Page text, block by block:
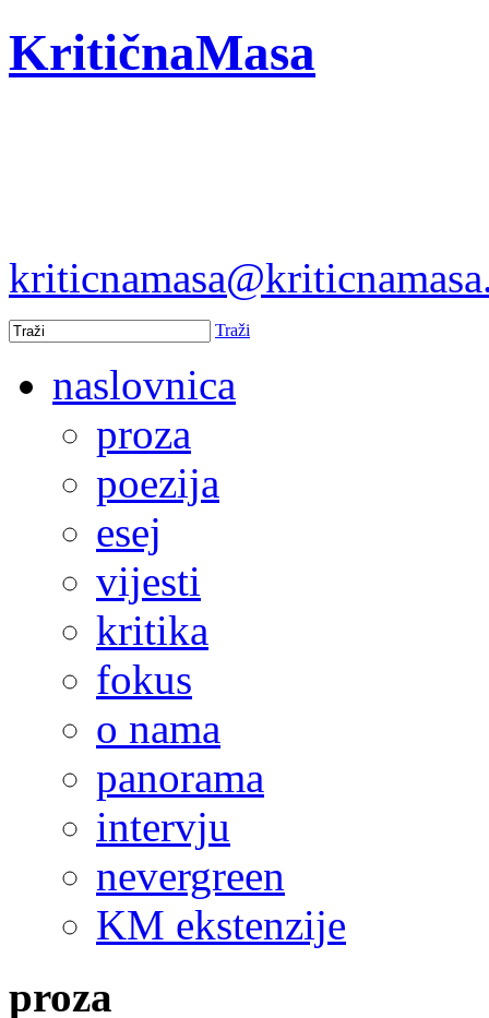
KritičnaMasa
Traži
naslovnica
proza
poezija
esej
vijesti
kritika
fokus
o nama
panorama
intervju
nevergreen
KM ekstenzije
proza